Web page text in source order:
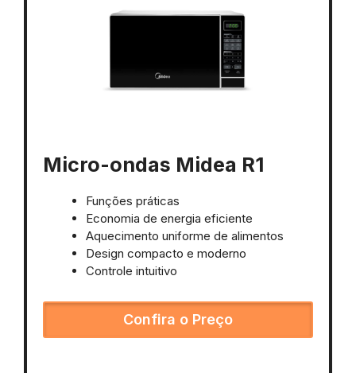
Micro-ondas Midea R1
Funções práticas
Economia de energia eficiente
Aquecimento uniforme de alimentos
Design compacto e moderno
Controle intuitivo
Confira o Preço